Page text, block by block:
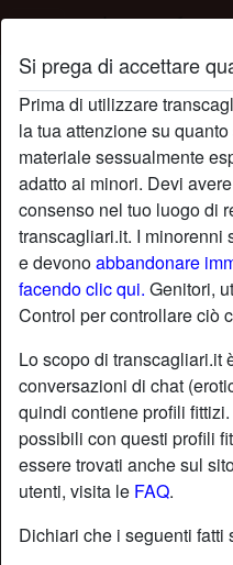
Si prega di accettare
Prima di utilizzare
la tua attenzione su
materiale sessualmente
adatto ai minori. Devi
consenso nel tuo luogo di
transcagliari.it. I minorenni
e devonoabbandonare
facendo clic qui. Genitori,
Control per controllare ciò
Lo scopo di transcagliari.it
conversazioni di chat
quindi contiene profili
possibili con questi profili
essere trovati anche sul
utenti, visita le FAQ.
Dichiari che i seguenti fatti
Registrati su
Iscriviti su Trans Cagliari e
vicino a te! Registrarti è
messaggi gratuiti se attivi
aspettando?
Scegli un nickname
Indirizzo e-mail
Password
Qual è il tuo sesso?